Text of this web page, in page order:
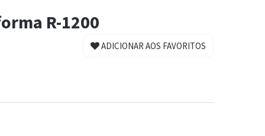
R-1200
ADICIONAR AOS FAVORITOS